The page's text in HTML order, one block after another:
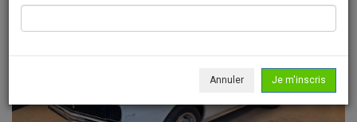
Annuler Je m'inscris